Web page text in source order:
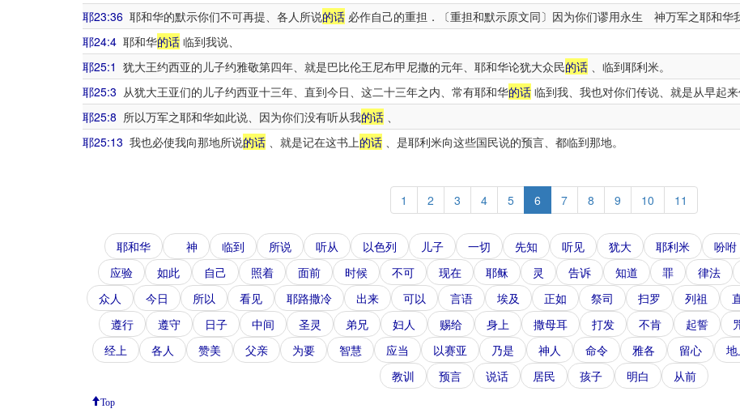
耶23:36 耶和华的默示你们不可再提、各人所说的话 必作自己的重担．〔重担和默示原文同〕因为你们谬用永生 神万军之耶和华
耶24:4 耶和华的话 临到我说、
耶25:1 犹大王约西亚的儿子约雅敬第四年、就是巴比伦王尼布甲尼撒的元年、耶和华论犹大众民的话 、临到耶利米。
耶25:3 从犹大王亚们的儿子约西亚十三年、直到今日、这二十三年之内、常有耶和华的话 临到我、我也对你们传说、就是从早起来
耶25:8 所以万军之耶和华如此说、因为你们没有听从我的话 、
耶25:13 我也必使我向那地所说的话 、就是记在这书上的话 、是耶利米向这些国民说的预言、都临到那地。
1 2 3 4 5 6 7 8 9 10 11
耶和华 神 临到 所说 听从 以色列 儿子 一切 先知 听见 犹大 耶利米 吩咐
应验
如此 自己 照着 面前 时候 不可 现在 耶稣 灵 告诉 知道 罪 律法
众人
今日 所以 看见 耶路撒冷 出来 可以 言语 埃及 正如 祭司 扫罗 列祖
遵行
遵守 日子 中间 圣灵 弟兄 妇人 赐给 身上 撒母耳 打发 不肯 起誓
经上
各人 赞美 父亲 为要 智慧 应当 以赛亚 乃是 神人 命令 雅各 留心
教训
预言 说话 居民 孩子 明白 从前
Top